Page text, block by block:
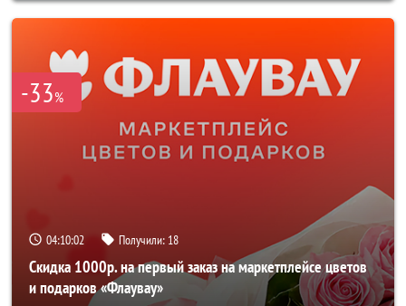
-33%
04:10:00 Получили: 18
Скидка 1000р. на первый заказ на маркетплейсе цветов
и подарков «Флаувау»